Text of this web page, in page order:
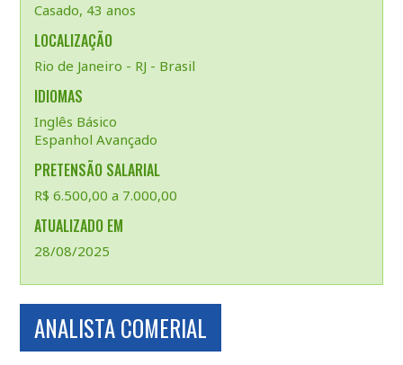
Casado, 43 anos
LOCALIZAÇÃO
Rio de Janeiro - RJ - Brasil
IDIOMAS
Inglês Básico
Espanhol Avançado
PRETENSÃO SALARIAL
R$ 6.500,00 a 7.000,00
ATUALIZADO EM
28/08/2025
ANALISTA COMERIAL